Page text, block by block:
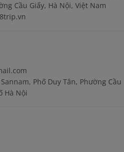
Cầu Giấy, Hà Nội, Việt Nam
Phố Duy Tân, Phường Cầu
Hà Nội